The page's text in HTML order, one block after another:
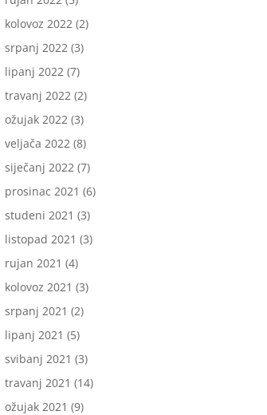
kolovoz 2022 (2)
srpanj 2022 (3)
lipanj 2022 (7)
travanj 2022 (2)
ožujak 2022 (3)
veljača 2022 (8)
siječanj 2022 (7)
prosinac 2021 (6)
studeni 2021 (3)
listopad 2021 (3)
rujan 2021 (4)
kolovoz 2021 (3)
srpanj 2021 (2)
lipanj 2021 (5)
svibanj 2021 (3)
travanj 2021 (14)
ožujak 2021 (9)